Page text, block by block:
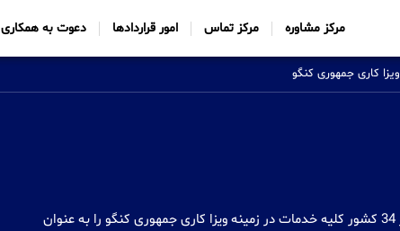
مرکز مشاوره مرکز تماس امور قراردادها دعوت به همکاری
ویزا کاری جمهوری کنگو
(Sabtta Group) با ایجاد شعب خود در 34 کشور کلیه خدمات در زمینه ویزا کاری جمهوری کنگو را به عنوان